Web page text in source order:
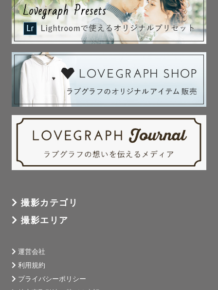
撮影カテゴリ
撮影エリア
運営会社
利用規約
プライバシーポリシー